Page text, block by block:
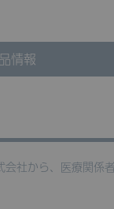
情報
から、医療関係者